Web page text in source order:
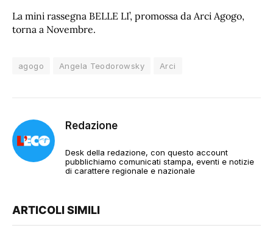
La mini rassegna BELLE LI’, promossa da Arci Agogo,
torna a Novembre.
agogo Angela Teodorowsky Arci
Redazione
Desk della redazione, con questo account
pubblichiamo comunicati stampa, eventi e notizie
di carattere regionale e nazionale
ARTICOLI SIMILI